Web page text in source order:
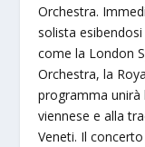
Orchestra.
solista
come la London
Orchestra, la
programma unirà
viennese e alla
Veneti. Il